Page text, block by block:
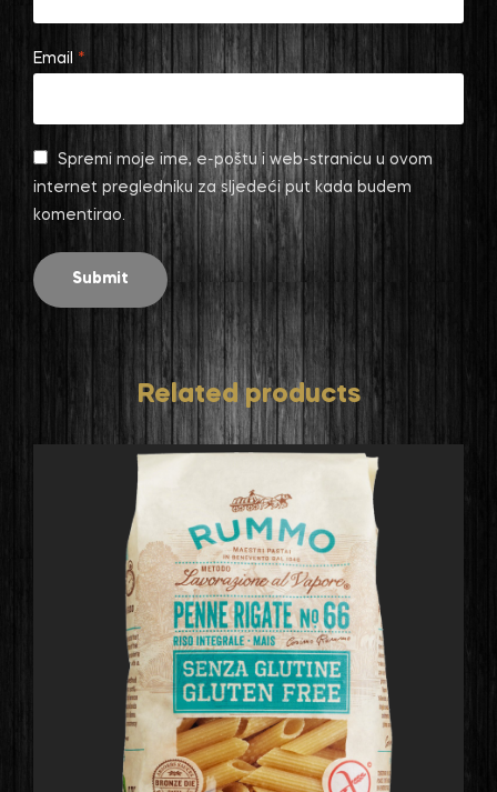
Email *
Spremi moje ime, e-poštu i web-stranicu u ovom
internet pregledniku za sljedeći put kada budem
komentirao.
Related products